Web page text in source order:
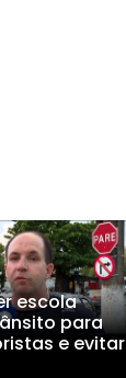
escola
para
e evitar